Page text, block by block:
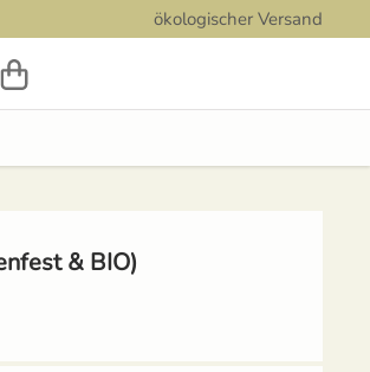
ökologischer Versand
eingeben, Vorschläge erscheinen während
& BIO)